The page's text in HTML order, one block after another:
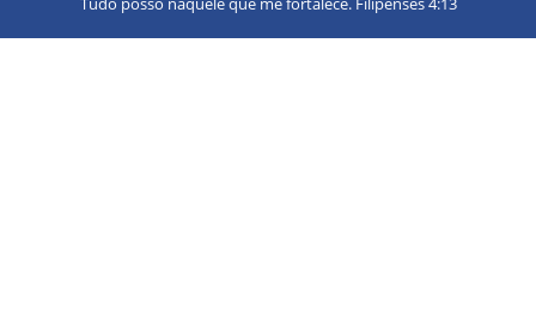
Tudo posso naquele que me fortalece. Filipenses 4:13